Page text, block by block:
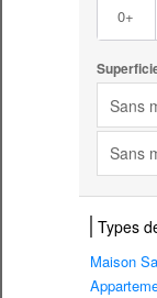
0+
Sans
Sans
Types
Maison